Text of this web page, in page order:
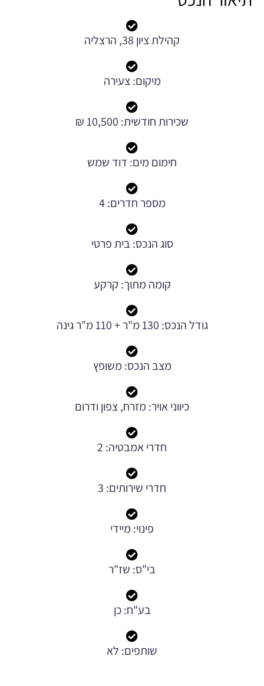
קהילת ציון 38, הרצליה
מיקום: צעירה
שכירות חודשית: 10,500 ₪
חימום מים: דוד שמש
מספר חדרים: 4
סוג הנכס: בית פרטי
קומה מתוך: קרקע
גודל הנכס: 130 מ"ר + 110 מ"ר גינה
מצב הנכס: משופץ
כיווני אויר: מזרח, צפון ודרום
חדרי אמבטיה: 2
חדרי שירותים: 3
פינוי: מיידי
בי"ס: שז"ר
בע"ח: כן
שותפים: לא